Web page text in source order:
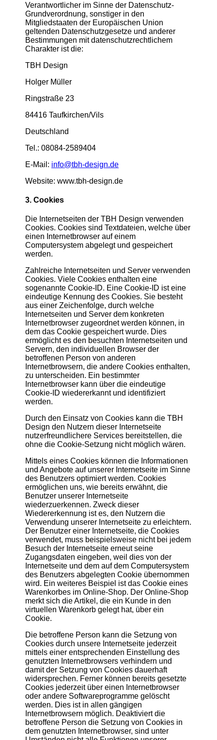
Verantwortlicher im Sinne der Datenschutz-
Grundverordnung, sonstiger in den
Mitgliedstaaten der Europäischen Union
geltenden Datenschutzgesetze und anderer
Bestimmungen mit datenschutzrechtlichem
Charakter ist die:
TBH Design
Holger Müller
Ringstraße 23
84416 Taufkirchen/Vils
Deutschland
Tel.: 08084-2589404
E-Mail: info@tbh-design.de
Website: www.tbh-design.de
3. Cookies
Die Internetseiten der TBH Design verwenden
Cookies. Cookies sind Textdateien, welche über
einen Internetbrowser auf einem
Computersystem abgelegt und gespeichert
werden.
Zahlreiche Internetseiten und Server verwenden
Cookies. Viele Cookies enthalten eine
sogenannte Cookie-ID. Eine Cookie-ID ist eine
eindeutige Kennung des Cookies. Sie besteht
aus einer Zeichenfolge, durch welche
Internetseiten und Server dem konkreten
Internetbrowser zugeordnet werden können, in
dem das Cookie gespeichert wurde. Dies
ermöglicht es den besuchten Internetseiten und
Servern, den individuellen Browser der
betroffenen Person von anderen
Internetbrowsern, die andere Cookies enthalten,
zu unterscheiden. Ein bestimmter
Internetbrowser kann über die eindeutige
Cookie-ID wiedererkannt und identifiziert
werden.
Durch den Einsatz von Cookies kann die TBH
Design den Nutzern dieser Internetseite
nutzerfreundlichere Services bereitstellen, die
ohne die Cookie-Setzung nicht möglich wären.
Mittels eines Cookies können die Informationen
und Angebote auf unserer Internetseite im Sinne
des Benutzers optimiert werden. Cookies
ermöglichen uns, wie bereits erwähnt, die
Benutzer unserer Internetseite
wiederzuerkennen. Zweck dieser
Wiedererkennung ist es, den Nutzern die
Verwendung unserer Internetseite zu erleichtern.
Der Benutzer einer Internetseite, die Cookies
verwendet, muss beispielsweise nicht bei jedem
Besuch der Internetseite erneut seine
Zugangsdaten eingeben, weil dies von der
Internetseite und dem auf dem Computersystem
des Benutzers abgelegten Cookie übernommen
wird. Ein weiteres Beispiel ist das Cookie eines
Warenkorbes im Online-Shop. Der Online-Shop
merkt sich die Artikel, die ein Kunde in den
virtuellen Warenkorb gelegt hat, über ein
Cookie.
Die betroffene Person kann die Setzung von
Cookies durch unsere Internetseite jederzeit
mittels einer entsprechenden Einstellung des
genutzten Internetbrowsers verhindern und
damit der Setzung von Cookies dauerhaft
widersprechen. Ferner können bereits gesetzte
Cookies jederzeit über einen Internetbrowser
oder andere Softwareprogramme gelöscht
werden. Dies ist in allen gängigen
Internetbrowsern möglich. Deaktiviert die
betroffene Person die Setzung von Cookies in
dem genutzten Internetbrowser, sind unter